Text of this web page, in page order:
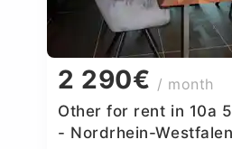
2 290€ / month
Other for rent in 10a
- Nordrhein-